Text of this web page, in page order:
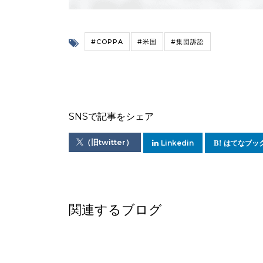
#COPPA #米国 #集団訴訟
SNSで記事をシェア
（旧twitter） Linkedin はてなブッ
関連するブログ